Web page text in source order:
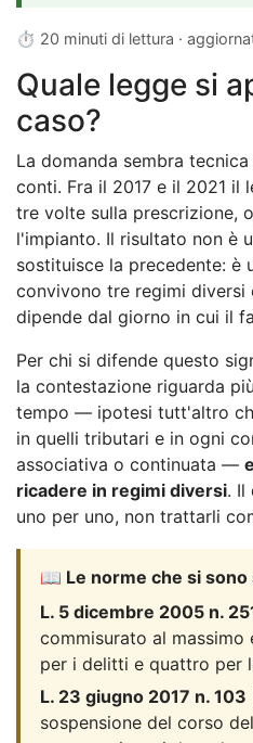
⏱ 20 minuti di lettura ·
Quale legge si
caso?
La domanda sembra
conti. Fra il 2017 e il 2021 il
tre volte sulla prescrizione,
l'impianto. Il risultato non è
sostituisce la precedente: è
convivono tre regimi diversi
dipende dal giorno in cui il
Per chi si difende questo
la contestazione riguarda
tempo — ipotesi tutt'altro
in quelli tributari e in ogni
associativa o continuata —
ricadere in regimi diversi. Il
uno per uno, non trattarli
📖 Le norme che si
L. 5 dicembre 2005 n.
commisurato al massimo
per i delitti e quattro per
L. 23 giugno 2017 n. 103
sospensione del corso